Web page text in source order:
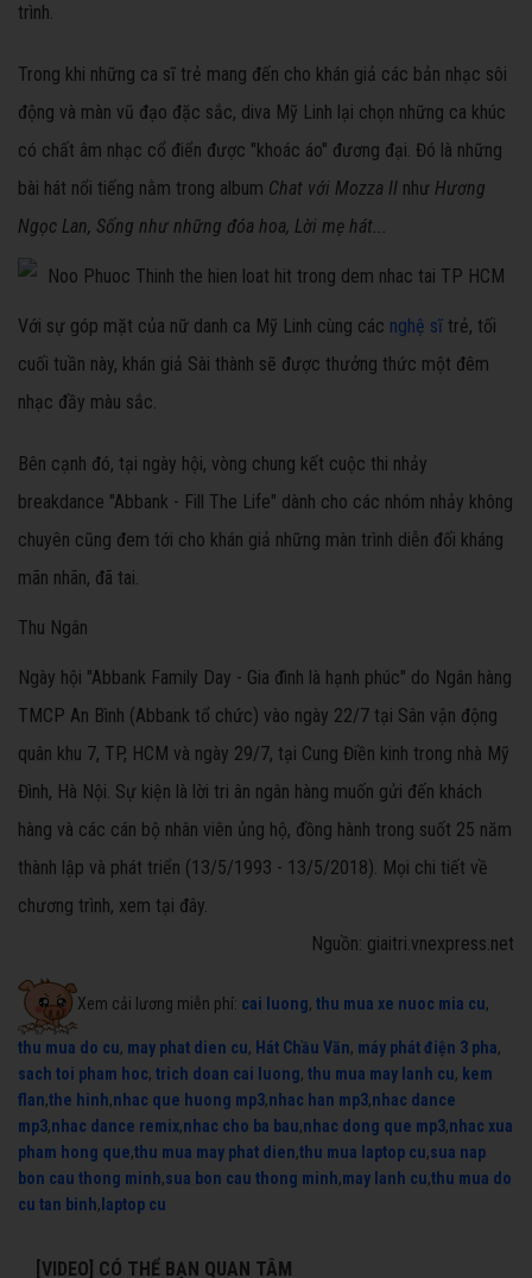
trình.
Trong khi những ca sĩ trẻ mang đến cho khán giả các bản nhạc sôi
động và màn vũ đạo đặc sắc, diva Mỹ Linh lại chọn những ca khúc
có chất âm nhạc cổ điển được "khoác áo" đương đại. Đó là những
bài hát nổi tiếng nằm trong album Chat với Mozza II như Hương
Ngọc Lan, Sống như những đóa hoa, Lời mẹ hát...
Với sự góp mặt của nữ danh ca Mỹ Linh cùng các nghệ sĩ trẻ, tối
cuối tuần này, khán giả Sài thành sẽ được thưởng thức một đêm
nhạc đầy màu sắc.
Bên cạnh đó, tại ngày hội, vòng chung kết cuộc thi nhảy
breakdance "Abbank - Fill The Life" dành cho các nhóm nhảy không
chuyên cũng đem tới cho khán giả những màn trình diễn đối kháng
mãn nhãn, đã tai.
Thu Ngân
Ngày hội "Abbank Family Day - Gia đình là hạnh phúc" do Ngân hàng
TMCP An Bình (Abbank tổ chức) vào ngày 22/7 tại Sân vận động
quân khu 7, TP, HCM và ngày 29/7, tại Cung Điền kinh trong nhà Mỹ
Đình, Hà Nội. Sự kiện là lời tri ân ngân hàng muốn gửi đến khách
hàng và các cán bộ nhân viên ủng hộ, đồng hành trong suốt 25 năm
thành lập và phát triển (13/5/1993 - 13/5/2018). Mọi chi tiết về
chương trình, xem tại đây.
Nguồn: giaitri.vnexpress.net
Xem cải lương miễn phí: cai luong, thu mua xe nuoc mia cu,
thu mua do cu, may phat dien cu, Hát Chầu Văn, máy phát điện 3 pha,
sach toi pham hoc, trich doan cai luong, thu mua may lanh cu, kem
flan,the hinh,nhac que huong mp3,nhac han mp3,nhac dance
mp3,nhac dance remix,nhac cho ba bau,nhac dong que mp3,nhac xua
pham hong que,thu mua may phat dien,thu mua laptop cu,sua nap
bon cau thong minh,sua bon cau thong minh,may lanh cu,thu mua do
cu tan binh, laptop cu
[VIDEO] CÓ THỂ BẠN QUAN TÂM